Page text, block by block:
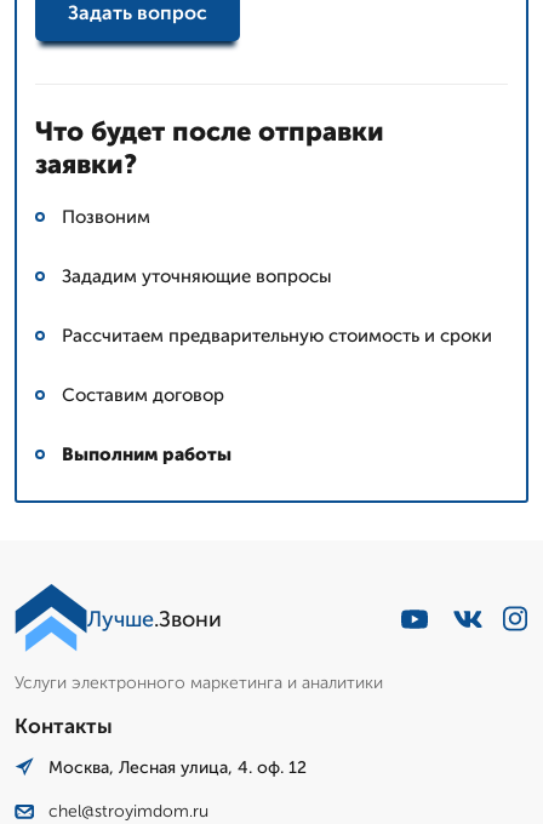
Задать вопрос
Что будет после отправки
заявки?
Позвоним
Зададим уточняющие вопросы
Рассчитаем предварительную стоимость и сроки
Составим договор
Выполним работы
Лучше.Звони
Услуги электронного маркетинга и аналитики
Контакты
Москва, Лесная улица, 4. оф. 12
chel@stroyimdom.ru